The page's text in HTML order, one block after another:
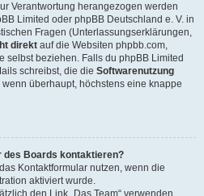
Verantwortung herangezogen werden
Limited oder phpBB Deutschland e. V. in
Fragen (Unterlassungserklärungen,
direkt auf die Websiten phpbb.com,
selbst beziehen. Falls du phpBB Limited
schreibst, die die Softwarenutzung
wenn überhaupt, höchstens eine knappe
des Boards kontaktieren?
Kontaktformular nutzen, wenn die
aktiviert wurde.
den Link „Das Team“ verwenden.